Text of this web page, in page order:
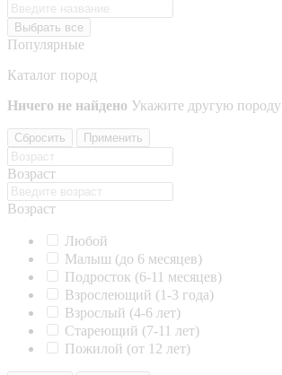
Выбрать все
Популярные
Каталог пород
Ничего не найдено Укажите другую породу
Сбросить Применить
Возраст
Возраст
Любой
Малыш (до 6 месяцев)
Подросток (6-11 месяцев)
Взрослеющий (1-3 года)
Взрослый (4-6 лет)
Стареющий (7-11 лет)
Пожилой (от 12 лет)